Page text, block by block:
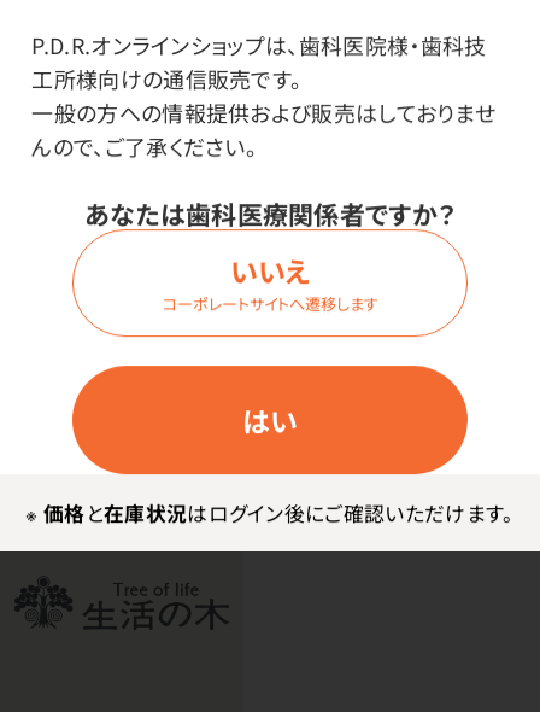
P.D.R.オンラインショップは、歯科医院様・歯科技
工所様向けの通信販売です。
一般の方への情報提供および販売はしておりませ
んので、ご了承ください。
あなたは歯科医療関係者ですか？
はい
いいえ
コーポレートサイトへ遷移します
※ 価格と在庫状況はログイン後にご確認いただけます。
●成分／水、エタノール、プロパンジオール、PEG-40水
添ヒマシ油、ローズマリーエキス、セージエキス、トウキン
センカ花エキス、メントール、セイヨウハッカ油、レモン果
●サイズ／Φ32×118mm
●使用方法
からだや髪から10～20cmほど離しスプレーしてくださ